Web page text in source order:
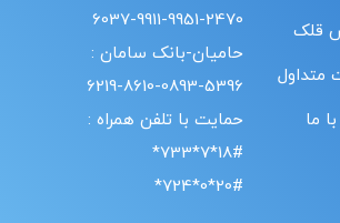
قلک
متداول
ما
6037-9911-9951-2470
حامیان-بانک سامان :
6219-8610-0893-5396
حمایت با تلفن همراه :
18#*7*733*
20#*0*724*